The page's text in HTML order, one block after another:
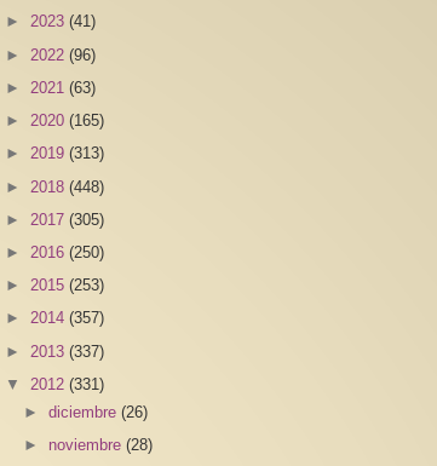
► 2023 (41)
► 2022 (96)
► 2021 (63)
► 2020 (165)
► 2019 (313)
► 2018 (448)
► 2017 (305)
► 2016 (250)
► 2015 (253)
► 2014 (357)
► 2013 (337)
▼ 2012 (331)
►diciembre(26)
► noviembre(28)